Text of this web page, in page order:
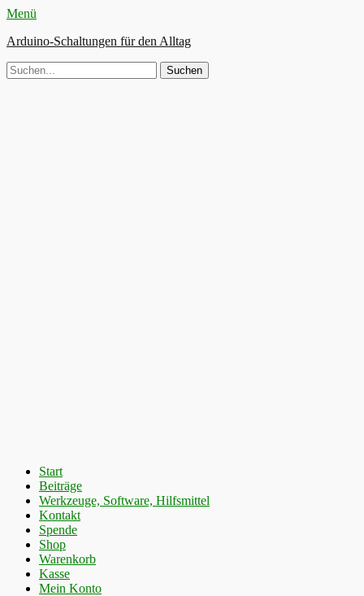
Menü
Arduino-Schaltungen für den Alltag
Suche
nach:
Primäres
Menü
Zum
Inhalt
springen
Start
Beiträge
Werkzeuge, Software, Hilfsmittel
Kontakt
Spende
Shop
Warenkorb
Kasse
Mein Konto